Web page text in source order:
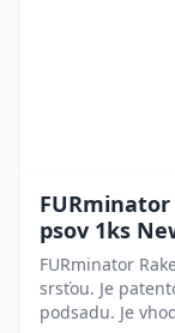
psov 1ks
FURminator
srsťou. Je
podsadu. Je